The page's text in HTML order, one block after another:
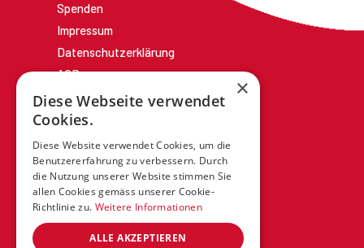
Spenden
Impressum
Datenschutzerklärung
AGBs
×
Diese Webseite verwendet
Cookies.
Diese Website verwendet Cookies, um die
Benutzererfahrung zu verbessern. Durch
die Nutzung unserer Website stimmen Sie
allen Cookies gemäss unserer Cookie-
Richtlinie zu. Weitere Informationen
ALLE AKZEPTIEREN